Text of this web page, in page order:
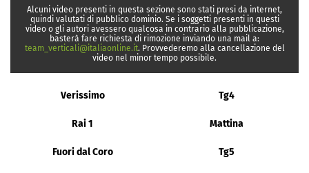
Alcuni video presenti in questa sezione sono stati presi da internet,
quindi valutati di pubblico dominio. Se i soggetti presenti in questi
video o gli autori avessero qualcosa in contrario alla pubblicazione,
basterà fare richiesta di rimozione inviando una mail a:
team_verticali@italiaonline.it. Provvederemo alla cancellazione del
video nel minor tempo possibile.
Verissimo Tg4
Rai 1 Mattina
Fuori dal Coro Tg5